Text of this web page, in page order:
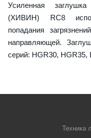
Усиленная
(ХИВИН) RC8
попадания
направляющей.
серий: HGR30, HGR35,
Техника